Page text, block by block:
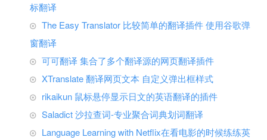
标翻译
The Easy Translator 比较简单的翻译插件 使用谷歌弹
窗翻译
可可翻译 集合了多个翻译源的网页翻译插件
XTranslate 翻译网页文本 自定义弹出框样式
rikaikun 鼠标悬停显示日文的英语翻译的插件
Saladict 沙拉查词-专业聚合词典划词翻译
Language Learning with Netflix在看电影的时候练练英